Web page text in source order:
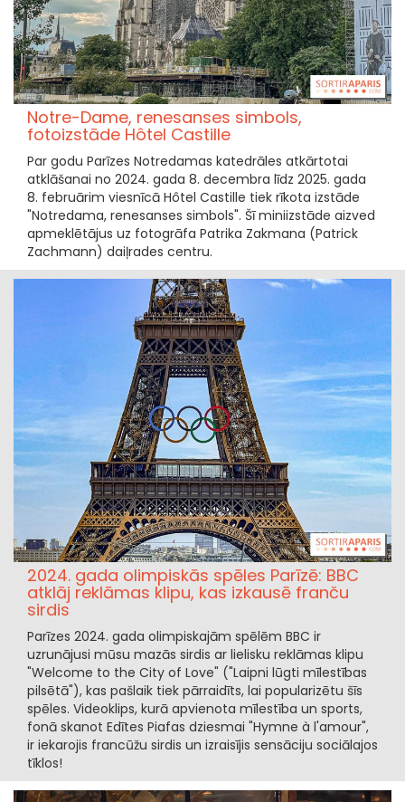
Notre-Dame, renesanses simbols,
fotoizstāde Hôtel Castille
Par godu Parīzes Notredamas katedrāles atkārtotai
atklāšanai no 2024. gada 8. decembra līdz 2025. gada
8. februārim viesnīcā Hôtel Castille tiek rīkota izstāde
"Notredama, renesanses simbols". Šī miniizstāde aizved
apmeklētājus uz fotogrāfa Patrika Zakmana (Patrick
Zachmann) daiļrades centru.
2024. gada olimpiskās spēles Parīzē: BBC
atklāj reklāmas klipu, kas izkausē franču
sirdis
Parīzes 2024. gada olimpiskajām spēlēm BBC ir
uzrunājusi mūsu mazās sirdis ar lielisku reklāmas klipu
"Welcome to the City of Love" ("Laipni lūgti mīlestības
pilsētā"), kas pašlaik tiek pārraidīts, lai popularizētu šīs
spēles. Videoklips, kurā apvienota mīlestība un sports,
fonā skanot Edītes Piafas dziesmai "Hymne à l'amour",
ir iekarojis francūžu sirdis un izraisījis sensāciju sociālajos
tīklos!